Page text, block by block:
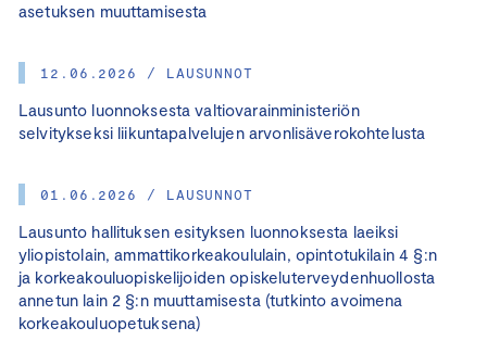
asetuksen muuttamisesta
12.06.2026 / LAUSUNNOT
Lausunto luonnoksesta valtiovarainministeriön
selvitykseksi liikuntapalvelujen arvonlisäverokohtelusta
01.06.2026 / LAUSUNNOT
Lausunto hallituksen esityksen luonnoksesta laeiksi
yliopistolain, ammattikorkeakoululain, opintotukilain 4 §:n
ja korkeakouluopiskelijoiden opiskeluterveydenhuollosta
annetun lain 2 §:n muuttamisesta (tutkinto avoimena
korkeakouluopetuksena)